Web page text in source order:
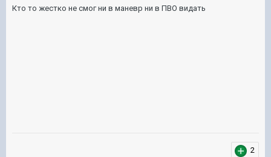
Кто то жестко не смог ни в маневр ни в ПВО видать
2